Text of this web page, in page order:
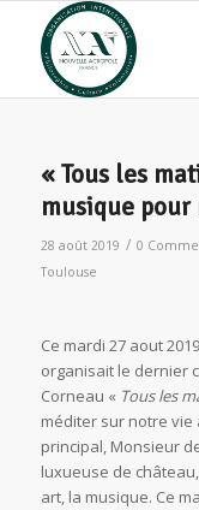
« Tous les
musique
28 août 2019 / 0
Toulouse
Ce mardi 27 aout
organisait le dernier
Corneau « Tous les
méditer sur notre vie
principal, Monsieur
luxueuse de
art, la musique. Ce